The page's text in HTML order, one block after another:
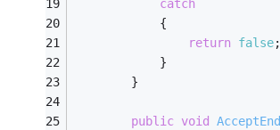
catch
            {
return false;
            }
        }
public void AcceptEnd